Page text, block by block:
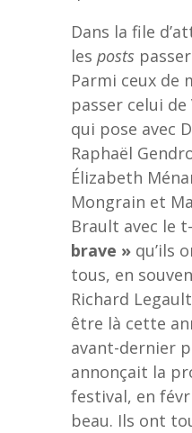
Dans la file
les posts
Parmi ceux de
passer celui
qui pose avec
Raphaël
Élizabeth
Mongrain et
Brault avec le
brave » qu’ils
tous, en
Richard
être là cette
avant-dernier
annonçait la
festival, en
beau. Ils ont